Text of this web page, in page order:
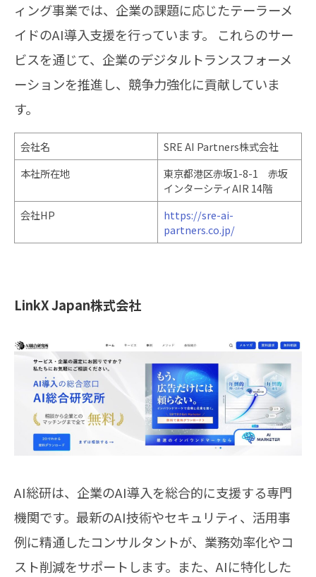
ィング事業では、企業の課題に応じたテーラーメ
イドのAI導入支援を行っています。 ​これらのサー
ビスを通じて、企業のデジタルトランスフォーメ
ーションを推進し、競争力強化に貢献していま
す。
会社名
SRE AI Partners株式会社
本社所在地
東京都港区赤坂1-8-1 赤坂
インターシティAIR 14階
会社HP
https://sre-ai-
partners.co.jp/
LinkX Japan株式会社
AI総研は、企業のAI導入を総合的に支援する専門
機関です。​最新のAI技術やセキュリティ、活用事
例に精通したコンサルタントが、業務効率化やコ
スト削減をサポートします。​また、AIに特化した